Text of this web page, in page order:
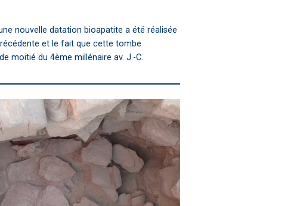
nouvelle datation bioapatite a été réalisée
et le fait que cette tombe
moitié du 4ème millénaire av. J.-C.